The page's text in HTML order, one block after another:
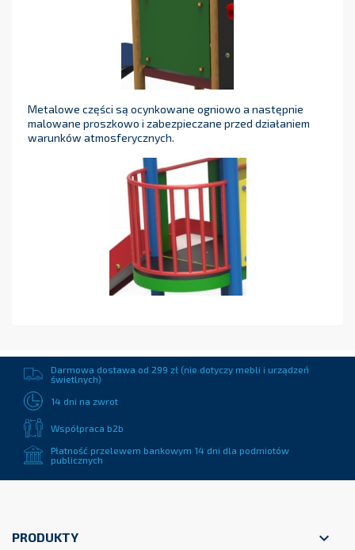
Metalowe części są ocynkowane ogniowo a następnie
malowane proszkowo i zabezpieczane przed działaniem
warunków atmosferycznych.
Darmowa dostawa od 299 zł (nie dotyczy mebli i urządzeń
świetlnych)
14 dni na zwrot
Współpraca b2b
Płatność przelewem bankowym 14 dni dla podmiotów
publicznych
PRODUKTY 